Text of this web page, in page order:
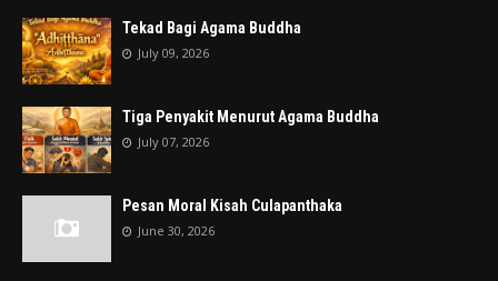
Tekad Bagi Agama Buddha
July 09, 2026
Tiga Penyakit Menurut Agama Buddha
July 07, 2026
Pesan Moral Kisah Culapanthaka
June 30, 2026